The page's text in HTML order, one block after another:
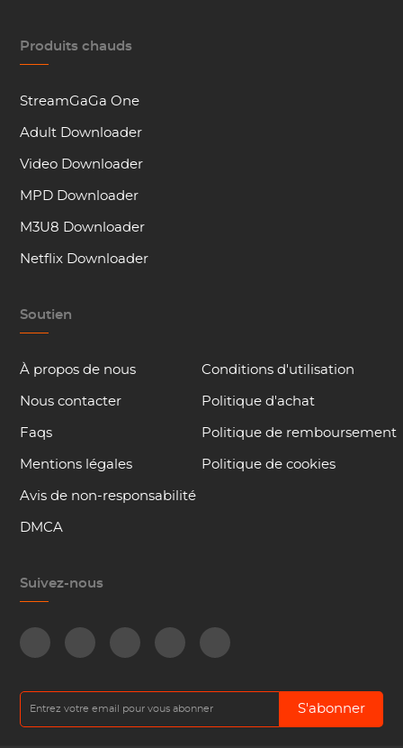
Produits chauds
StreamGaGa One
Adult Downloader
Video Downloader
MPD Downloader
M3U8 Downloader
Netflix Downloader
Soutien
À propos de nous
Nous contacter
Faqs
Mentions légales
Avis de non-responsabilité
DMCA
Conditions d'utilisation
Politique d'achat
Politique de remboursement
Politique de cookies
Suivez-nous
S'abonner